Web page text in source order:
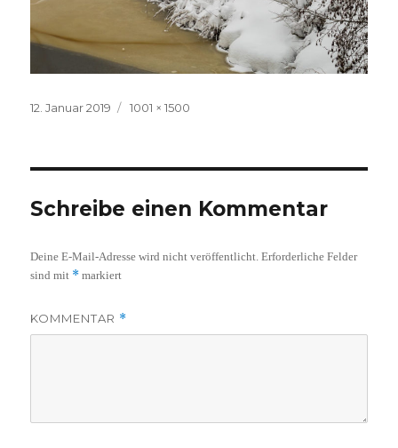
Veröffentlicht
12. Januar 2019
Volle
1001 × 1500
Schreibe einen Kommentar
Deine E-Mail-Adresse wird nicht veröffentlicht. Erforderliche Felder
sind mit * markiert
KOMMENTAR *